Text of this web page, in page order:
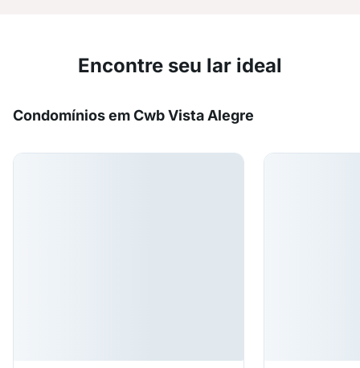
Encontre seu lar ideal
Condomínios em Cwb Vista Alegre